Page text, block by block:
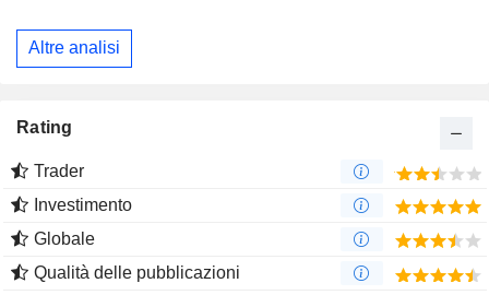
Altre analisi
Rating
Trader
Investimento
Globale
Qualità delle pubblicazioni